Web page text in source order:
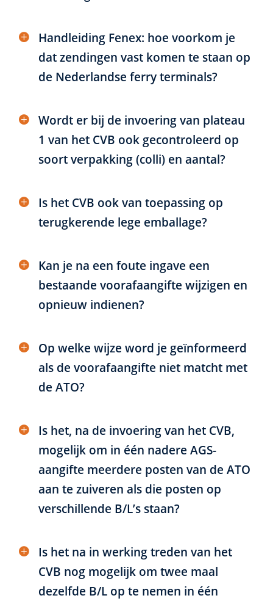
Handleiding Fenex: hoe voorkom je
dat zendingen vast komen te staan op
de Nederlandse ferry terminals?
Wordt er bij de invoering van plateau
1 van het CVB ook gecontroleerd op
soort verpakking (colli) en aantal?
Is het CVB ook van toepassing op
terugkerende lege emballage?
Kan je na een foute ingave een
bestaande voorafaangifte wijzigen en
opnieuw indienen?
Op welke wijze word je geïnformeerd
als de voorafaangifte niet matcht met
de ATO?
Is het, na de invoering van het CVB,
mogelijk om in één nadere AGS-
aangifte meerdere posten van de ATO
aan te zuiveren als die posten op
verschillende B/L’s staan?
Is het na in werking treden van het
CVB nog mogelijk om twee maal
dezelfde B/L op te nemen in één